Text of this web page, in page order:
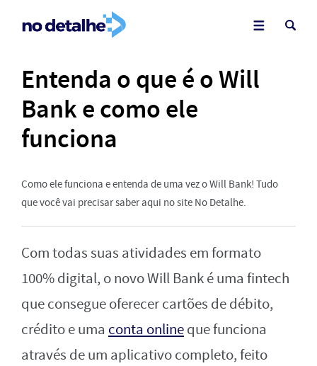
Entenda o que é o Will
Bank e como ele
funciona
Como ele funciona e entenda de uma vez o Will Bank! Tudo
que você vai precisar saber aqui no site No Detalhe.
Com todas suas atividades em formato
100% digital, o novo Will Bank é uma fintech
que consegue oferecer cartões de débito,
crédito e uma conta onlineque funciona
através de um aplicativo completo, feito